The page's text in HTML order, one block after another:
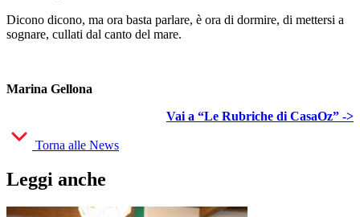
Dicono dicono, ma ora basta parlare, è ora di dormire, di mettersi a
sognare, cullati dal canto del mare.
Marina Gellona
Vai a “Le Rubriche di CasaOz” ->
Torna alle News
Leggi anche